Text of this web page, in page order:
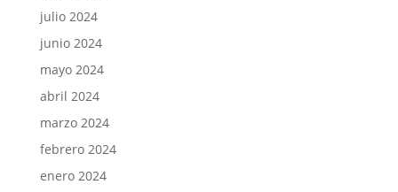
julio 2024
junio 2024
mayo 2024
abril 2024
marzo 2024
febrero 2024
enero 2024